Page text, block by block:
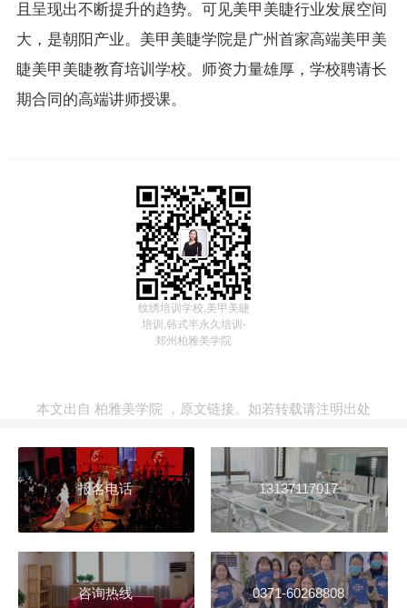
且呈现出不断提升的趋势。可见美甲美睫行业发展空间
大，是朝阳产业。美甲美睫学院是广州首家高端美甲美
睫美甲美睫教育培训学校。师资力量雄厚，学校聘请长
期合同的高端讲师授课。
纹绣培训学校,美甲美睫
培训,韩式半永久培训-
郑州柏雅美学院
本文出自 柏雅美学院 ， 原文链接。如若转载请注明出处
报名电话 13137117017
咨询热线 0371-60268808